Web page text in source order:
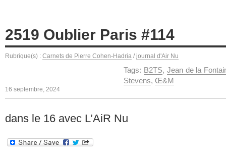
2519 Oublier Paris #114
Rubrique(s) : Carnets de Pierre Cohen-Hadria / journal d'Air Nu
Tags: B2TS, Jean de la
Stevens, Œ&M
16 septembre, 2024
dans le 16 avec L’AiR Nu